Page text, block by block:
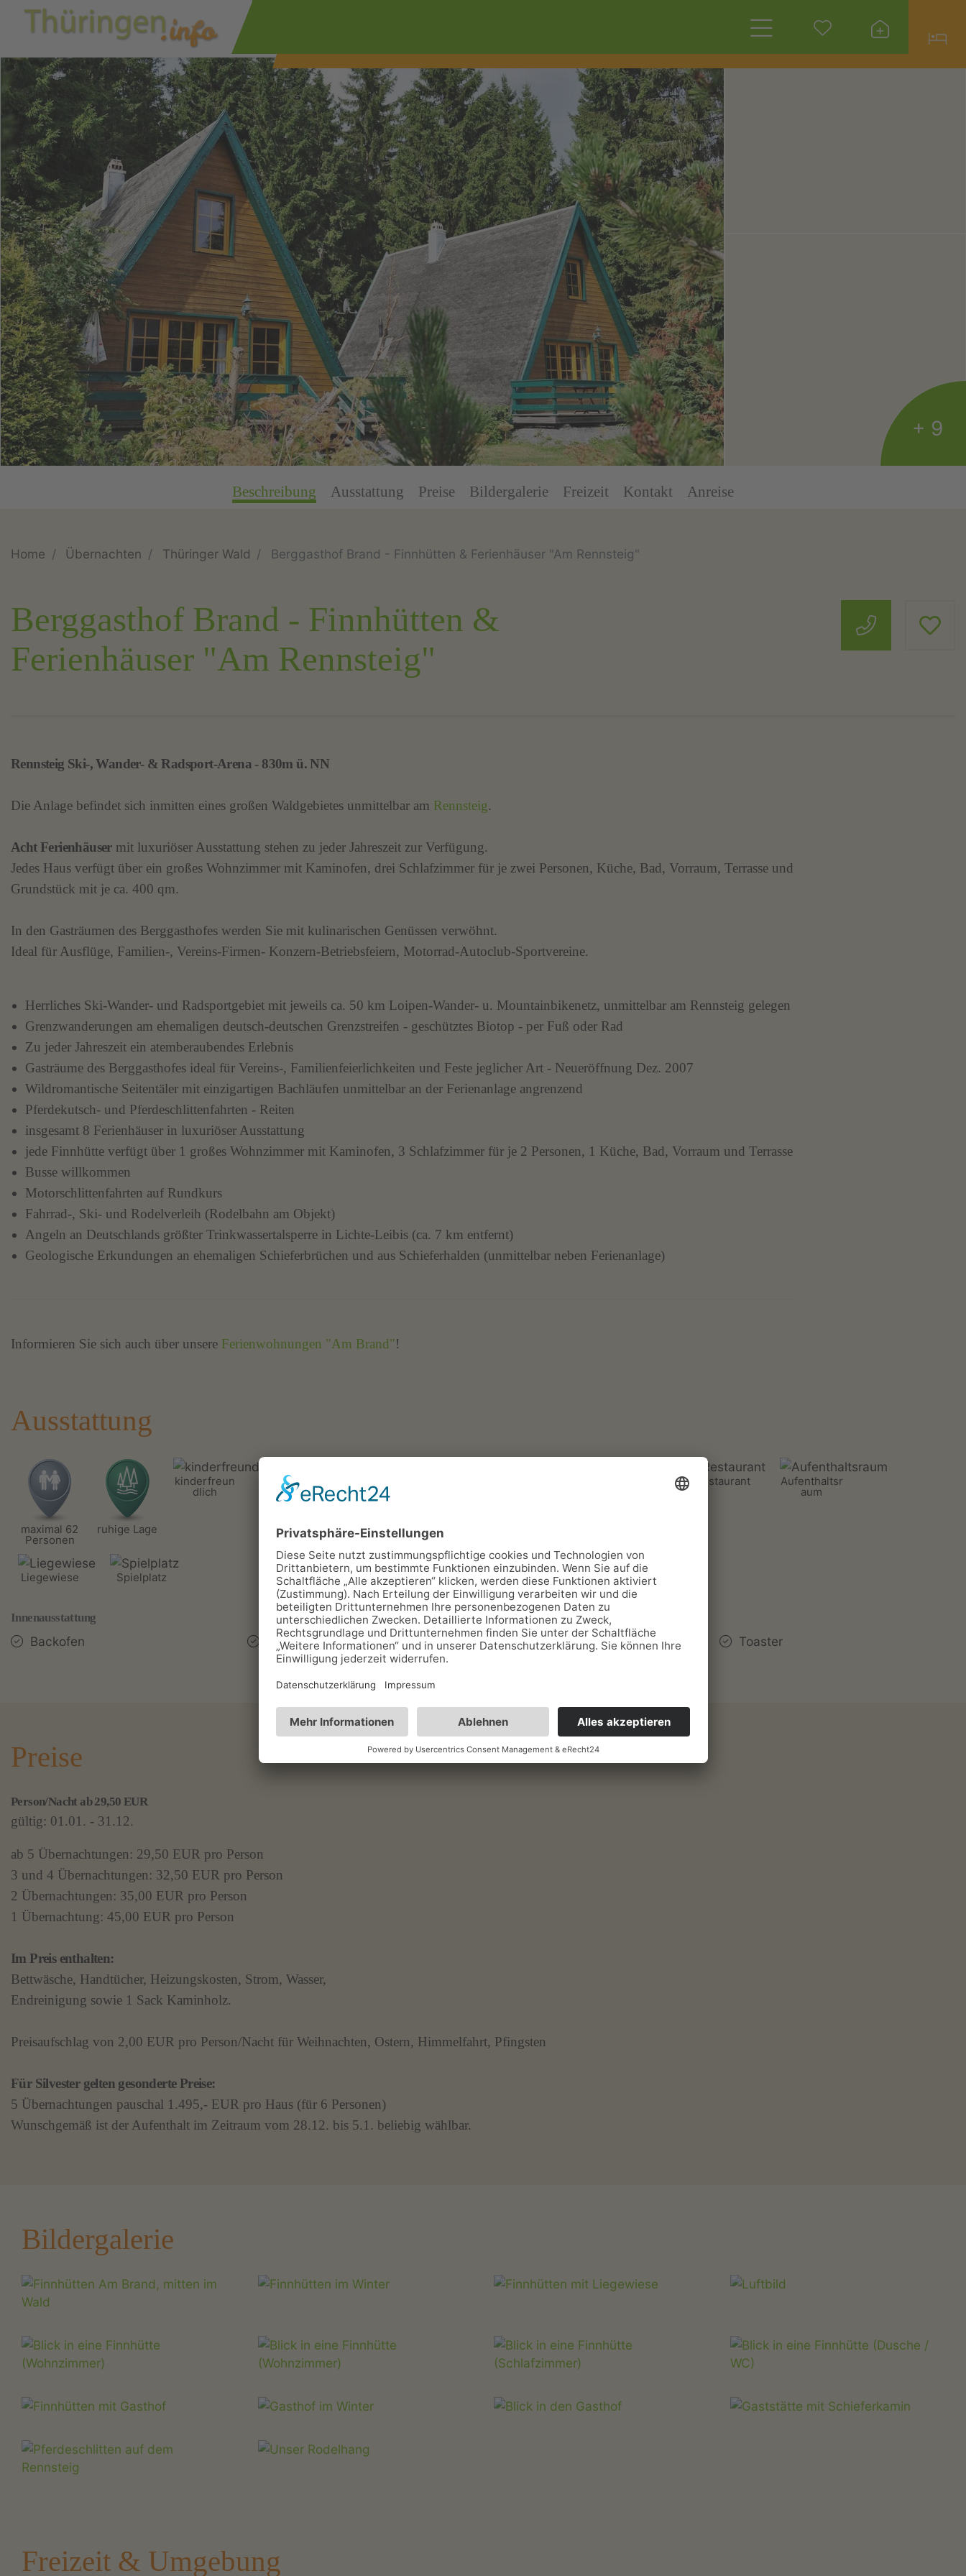
Wonach suchen Sie?
+ 9
Beschreibung Ausstattung Preise Bildergalerie Freizeit Kontakt Anreise
Home Übernachten Thüringer Wald Berggasthof Brand - Finnhütten & Ferienhäuser "Am Rennsteig"
Berggasthof Brand - Finnhütten &
Ferienhäuser "Am Rennsteig"
Rennsteig Ski-, Wander- & Radsport-Arena - 830m ü. NN
Die Anlage befindet sich inmitten eines großen Waldgebietes unmittelbar am Rennsteig.
Acht Ferienhäusermit luxuriöser Ausstattung stehen zu jeder Jahreszeit zur Verfügung.
Jedes Haus verfügt über ein großes Wohnzimmer mit Kaminofen, drei Schlafzimmer für je zwei Personen, Küche, Bad, Vorraum, Terrasse und
Grundstück mit je ca. 400 qm.
In den Gasträumen des Berggasthofes werden Sie mit kulinarischen Genüssen verwöhnt.
Ideal für Ausflüge, Familien-, Vereins-Firmen- Konzern-Betriebsfeiern, Motorrad-Autoclub-Sportvereine.
Herrliches Ski-Wander- und Radsportgebiet mit jeweils ca. 50 km Loipen-Wander- u. Mountainbikenetz, unmittelbar am Rennsteig gelegen
Grenzwanderungen am ehemaligen deutsch-deutschen Grenzstreifen - geschütztes Biotop - per Fuß oder Rad
Zu jeder Jahreszeit ein atemberaubendes Erlebnis
Gasträume des Berggasthofes ideal für Vereins-, Familienfeierlichkeiten und Feste jeglicher Art - Neueröffnung Dez. 2007
Wildromantische Seitentäler mit einzigartigen Bachläufen unmittelbar an der Ferienanlage angrenzend
Pferdekutsch- und Pferdeschlittenfahrten - Reiten
insgesamt 8 Ferienhäuser in luxuriöser Ausstattung
jede Finnhütte verfügt über 1 großes Wohnzimmer mit Kaminofen, 3 Schlafzimmer für je 2 Personen, 1 Küche, Bad, Vorraum und Terrasse
Busse willkommen
Motorschlittenfahrten auf Rundkurs
Fahrrad-, Ski- und Rodelverleih (Rodelbahn am Objekt)
Angeln an Deutschlands größter Trinkwassertalsperre in Lichte-Leibis (ca. 7 km entfernt)
Geologische Erkundungen an ehemaligen Schieferbrüchen und aus Schieferhalden (unmittelbar neben Ferienanlage)
Informieren Sie sich auch über unsere Ferienwohnungen "Am Brand"!
Ausstattung
maximal 62
Personen
ruhige Lage
kinderfreun
dlich erlaubt
Restaurant Aufenthaltsr
aum
Liegewiese Spielplatz
Innenausstattung
Backofen Kaffeemaschine Kühlschrank Toaster
Preise
Person/Nacht ab 29,50 EUR
gültig: 01.01. - 31.12.
ab 5 Übernachtungen: 29,50 EUR pro Person
3 und 4 Übernachtungen: 32,50 EUR pro Person
2 Übernachtungen: 35,00 EUR pro Person
1 Übernachtung: 45,00 EUR pro Person
Im Preis enthalten:
Bettwäsche, Handtücher, Heizungskosten, Strom, Wasser,
Endreinigung sowie 1 Sack Kaminholz.
Preisaufschlag von 2,00 EUR pro Person/Nacht für Weihnachten, Ostern, Himmelfahrt, Pfingsten
Für Silvester gelten gesonderte Preise:
5 Übernachtungen pauschal 1.495,- EUR pro Haus (für 6 Personen)
Wunschgemäß ist der Aufenthalt im Zeitraum vom 28.12. bis 5.1. beliebig wählbar.
Bildergalerie
Freizeit & Umgebung